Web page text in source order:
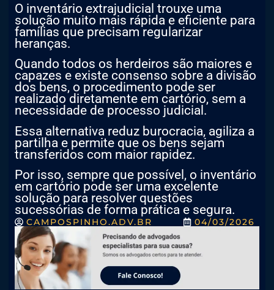
O inventário extrajudicial trouxe uma
solução muito mais rápida e eficiente para
famílias que precisam regularizar
heranças.
Quando todos os herdeiros são maiores e
capazes e existe consenso sobre a divisão
dos bens, o procedimento pode ser
realizado diretamente em cartório, sem a
necessidade de processo judicial.
Essa alternativa reduz burocracia, agiliza a
partilha e permite que os bens sejam
transferidos com maior rapidez.
Por isso, sempre que possível, o inventário
em cartório pode ser uma excelente
solução para resolver questões
sucessórias de forma prática e segura.
CAMPOSPINHO.ADV.BR 04/03/2026